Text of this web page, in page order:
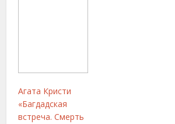
Агата Кристи
«Багдадская
встреча. Смерть